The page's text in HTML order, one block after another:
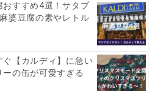
おすすめ4選！サタプ
婆豆腐の素やレトル
ぐ【カルディ】に急い
の缶が可愛すぎる